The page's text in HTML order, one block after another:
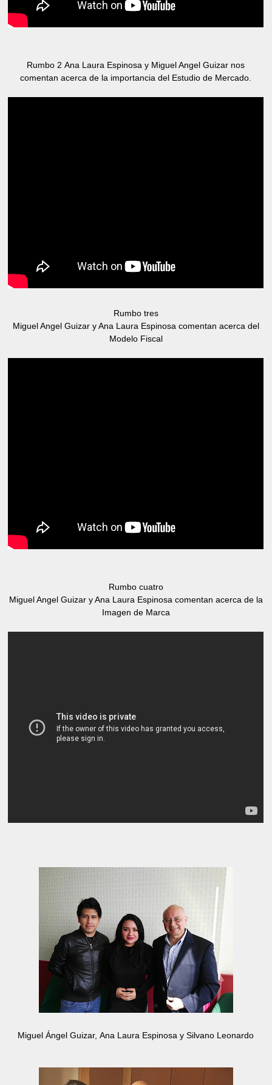
Rumbo 2 Ana Laura Espinosa y Miguel Angel Guizar nos
comentan acerca de la importancia del Estudio de Mercado.
Rumbo tres
Miguel Angel Guizar y Ana Laura Espinosa comentan acerca del
Modelo Fiscal
Rumbo cuatro
Miguel Angel Guizar y Ana Laura Espinosa comentan acerca de la
Imagen de Marca
Miguel Ángel Guizar,Ana Laura Espinosa y Silvano Leonardo